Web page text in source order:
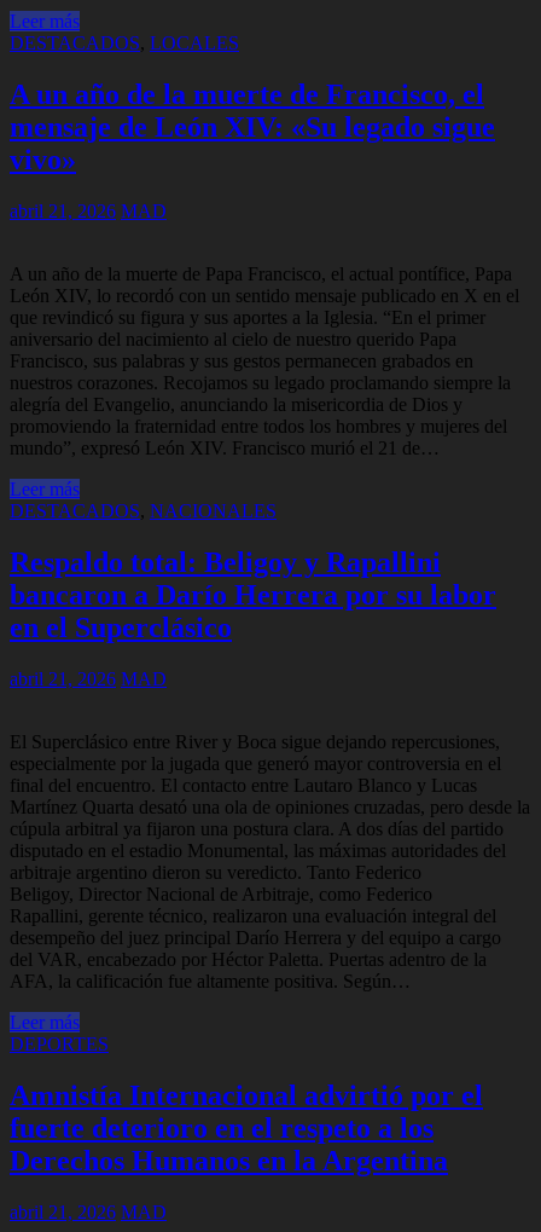
Leer más
DESTACADOS, LOCALES
A un año de la muerte de Francisco, el
mensaje de León XIV: «Su legado sigue
vivo»
abril 21, 2026 MAD
A un año de la muerte de Papa Francisco, el actual pontífice, Papa
León XIV, lo recordó con un sentido mensaje publicado en X en el
que revindicó su figura y sus aportes a la Iglesia. “En el primer
aniversario del nacimiento al cielo de nuestro querido Papa
Francisco, sus palabras y sus gestos permanecen grabados en
nuestros corazones. Recojamos su legado proclamando siempre la
alegría del Evangelio, anunciando la misericordia de Dios y
promoviendo la fraternidad entre todos los hombres y mujeres del
mundo”, expresó León XIV. Francisco murió el 21 de…
Leer más
DESTACADOS, NACIONALES
Respaldo total: Beligoy y Rapallini
bancaron a Darío Herrera por su labor
en el Superclásico
abril 21, 2026 MAD
El Superclásico entre River y Boca sigue dejando repercusiones,
especialmente por la jugada que generó mayor controversia en el
final del encuentro. El contacto entre Lautaro Blanco y Lucas
Martínez Quarta desató una ola de opiniones cruzadas, pero desde la
cúpula arbitral ya fijaron una postura clara. A dos días del partido
disputado en el estadio Monumental, las máximas autoridades del
arbitraje argentino dieron su veredicto. Tanto Federico
Beligoy, Director Nacional de Arbitraje, como Federico
Rapallini, gerente técnico, realizaron una evaluación integral del
desempeño del juez principal Darío Herrera y del equipo a cargo
del VAR, encabezado por Héctor Paletta. Puertas adentro de la
AFA, la calificación fue altamente positiva. Según…
Leer más
DEPORTES
Amnistía Internacional advirtió por el
fuerte deterioro en el respeto a los
Derechos Humanos en la Argentina
abril 21, 2026 MAD